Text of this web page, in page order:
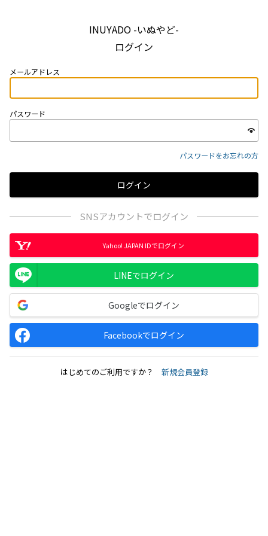
INUYADO -いぬやど-
ログイン
メールアドレス
パスワード
パスワードをお忘れの方
SNSアカウントでログイン
Yahoo! JAPAN IDでログイン
LINEでログイン
Googleでログイン
Facebookでログイン
はじめてのご利用ですか？ 新規会員登録